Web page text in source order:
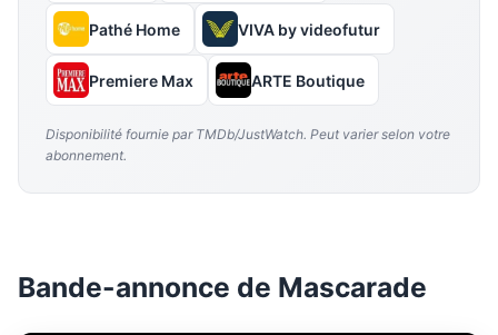
Pathé Home VIVA by videofutur
Premiere Max ARTE Boutique
Disponibilité fournie par TMDb/JustWatch. Peut varier selon votre
abonnement.
Bande-annonce de Mascarade